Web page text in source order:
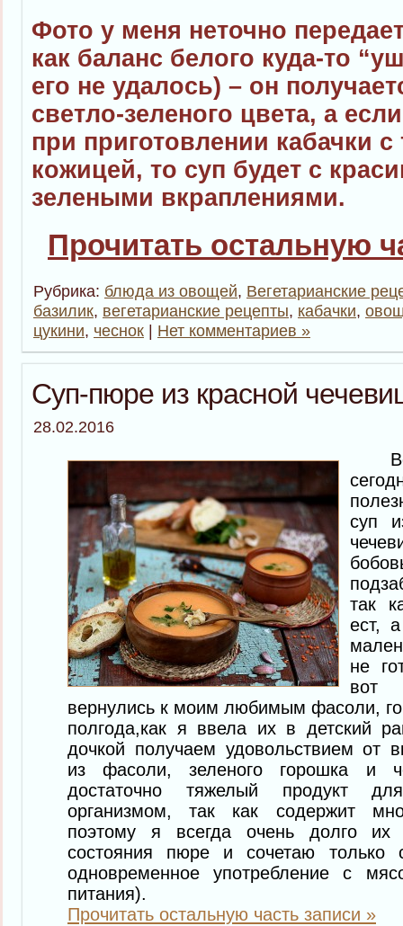
Фото у меня неточно
как баланс белого куда-то
его не удалось) – он
светло-зеленого цвета, а
при приготовлении кабачки
кожицей, то суп будет с
зелеными вкраплениями.
Прочитать остальную
Рубрика: блюда из овощей, Вегетарианские
базилик, вегетарианские рецепты, кабачки,
цукини, чеснок | Нет комментариев »
Суп-пюре из красной
28.02.2016
суп
так
ест,
не
вот
вернулись к моим любимым фасоли,
полгода,как я ввела их в детский
дочкой получаем удовольствием от
из фасоли, зеленого горошка и
достаточно тяжелый продукт
организмом, так как содержит
поэтому я всегда очень долго
состояния пюре и сочетаю только
одновременное употребление с
питания).
Прочитать остальную часть записи »